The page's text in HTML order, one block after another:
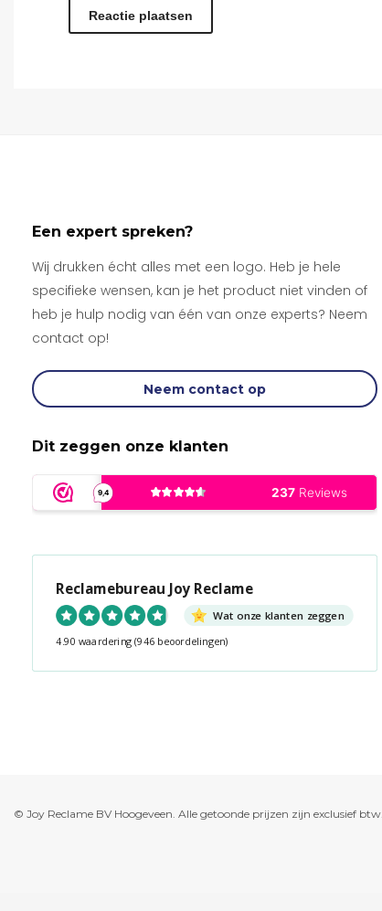
Een expert spreken?
Wij drukken écht alles met een logo. Heb je hele
specifieke wensen, kan je het product niet vinden of
heb je hulp nodig van één van onze experts? Neem
contact op!
Neem contact op
Dit zeggen onze klanten
Reclamebureau Joy Reclame
Wat onze klanten zeggen
4.90 waardering (946 beoordelingen)
© Joy Reclame BV Hoogeveen. Alle getoonde prijzen zijn exclusief btw.